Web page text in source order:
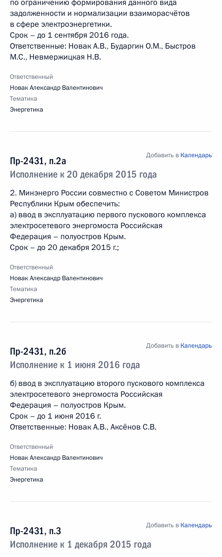
по ограничению формирования данного вида
задолженности и нормализации взаиморасчётов
в сфере электроэнергетики.
Срок – до 1 сентября 2016 года.
Ответственные: Новак А.В., Бударгин О.М., Быстров
М.С., Невмержицкая Н.В.
Ответственный
Новак Александр Валентинович
Тематика
Энергетика
Пр-2431, п.2а
Исполнение к 20 декабря 2015 года
Добавить в Календарь
2. Минэнерго России совместно с Советом Министров
Республики Крым обеспечить:
а) ввод в эксплуатацию первого пускового комплекса
электросетевого энергомоста Российская
Федерация – полуостров Крым.
Срок – до 20 декабря 2015 г.;
Ответственный
Новак Александр Валентинович
Тематика
Энергетика
Пр-2431, п.2б
Исполнение к 1 июня 2016 года
Добавить в Календарь
б) ввод в эксплуатацию второго пускового комплекса
электросетевого энергомоста Российская
Федерация – полуостров Крым.
Срок – до 1 июня 2016 г.
Ответственные: Новак А.В., Аксёнов С.В.
Ответственный
Новак Александр Валентинович
Тематика
Энергетика
Пр-2431, п.3
Исполнение к 1 декабря 2015 года
Добавить в Календарь